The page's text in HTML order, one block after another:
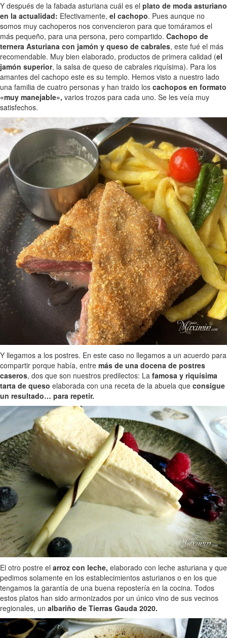
Y después de la fabada asturiana cuál es el plato de moda asturiano
en la actualidad: Efectivamente, el cachopo. Pues aunque no
somos muy cachoperos nos convencieron para que tomáramos el
más pequeño, para una persona, pero compartido. Cachopo de
ternera Asturiana con jamón y queso de cabrales, este fué el más
recomendable. Muy bien elaborado, productos de primera calidad (el
jamón superior, la salsa de queso de cabrales riquísima). Para los
amantes del cachopo este es su templo. Hemos visto a nuestro lado
una familia de cuatro personas y han traido los cachopos en formato
«muy manejable», varios trozos para cada uno. Se les veía muy
satisfechos.
Y llegamos a los postres. En este caso no llegamos a un acuerdo para
compartir porque había, entre más de una docena de postres
caseros, dos que son nuestros predilectos: La famosa y riquísima
tarta de queso elaborada con una receta de la abuela que consigue
un resultado… para repetir.
El otro postre el arroz con leche, elaborado con leche asturiana y que
pedimos solamente en los establecimientos asturianos o en los que
tengamos la garantía de una buena repostería en la cocina. Todos
estos platos han sido armonizados por un único vino de sus vecinos
regionales, un albariño de Tierras Gauda 2020.